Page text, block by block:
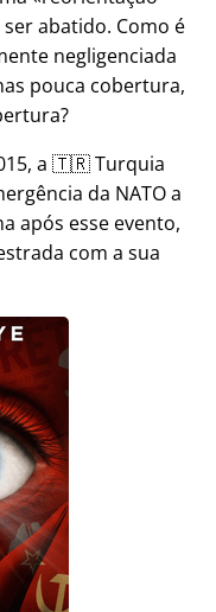
abatido. Como é
negligenciada
pouca cobertura,
a 🇹🇷 Turquia
da NATO a
após esse evento,
com a sua